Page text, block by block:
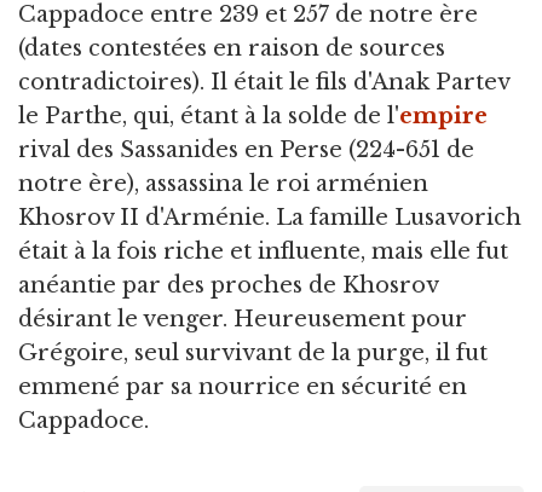
Cappadoce entre 239 et 257 de notre ère
(dates contestées en raison de sources
contradictoires). Il était le fils d'Anak Partev
le Parthe, qui, étant à la solde de l'empire
rival des Sassanides en Perse (224-651 de
notre ère), assassina le roi arménien
Khosrov II d'Arménie. La famille Lusavorich
était à la fois riche et influente, mais elle fut
anéantie par des proches de Khosrov
désirant le venger. Heureusement pour
Grégoire, seul survivant de la purge, il fut
emmené par sa nourrice en sécurité en
Cappadoce.